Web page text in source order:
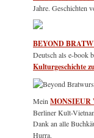
Jahre. Geschichten
BEYOND
Deutsch als e-book
Kulturgeschichte
MeinMONSIEUR
Berliner Kult-
Dank an alle
Hurra.